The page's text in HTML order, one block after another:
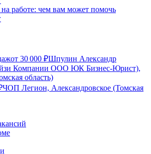
работе: чем вам может помочь
от 30 000 ₽Шпулин Александр
Компании ООО ЮК Бизнес-Юрист),
область)
ЧОП Легион, Александровское (Томская